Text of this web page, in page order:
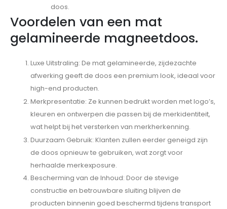
doos.
Voordelen van een mat
gelamineerde magneetdoos.
Luxe Uitstraling: De mat gelamineerde, zijdezachte
afwerking geeft de doos een premium look, ideaal voor
high-end producten.
Merkpresentatie: Ze kunnen bedrukt worden met logo’s,
kleuren en ontwerpen die passen bij de merkidentiteit,
wat helpt bij het versterken van merkherkenning.
Duurzaam Gebruik: Klanten zullen eerder geneigd zijn
de doos opnieuw te gebruiken, wat zorgt voor
herhaalde merkexposure.
Bescherming van de Inhoud: Door de stevige
constructie en betrouwbare sluiting blijven de
producten binnenin goed beschermd tijdens transport